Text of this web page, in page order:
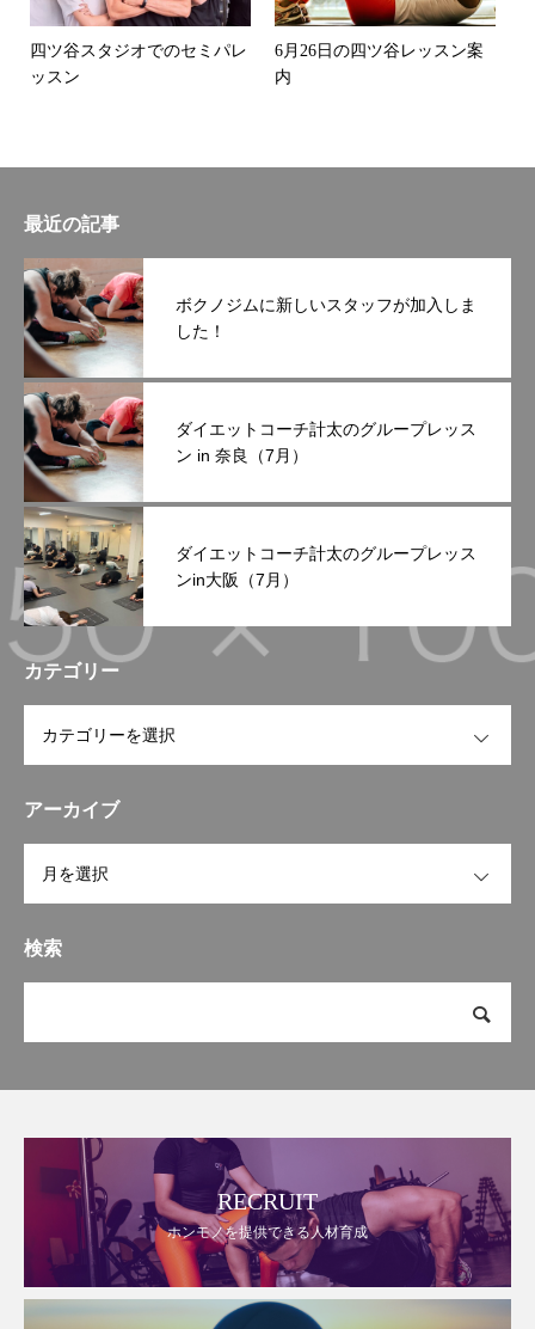
四ツ谷スタジオでのセミパレ
ッスン
6月26日の四ツ谷レッスン案
内
最近の記事
ボクノジムに新しいスタッフが加入しま
した！
ダイエットコーチ計太のグループレッス
ン in 奈良（7月）
ダイエットコーチ計太のグループレッス
ンin大阪（7月）
カテゴリー
アーカイブ
検索
RECRUIT
ホンモノを提供できる人材育成